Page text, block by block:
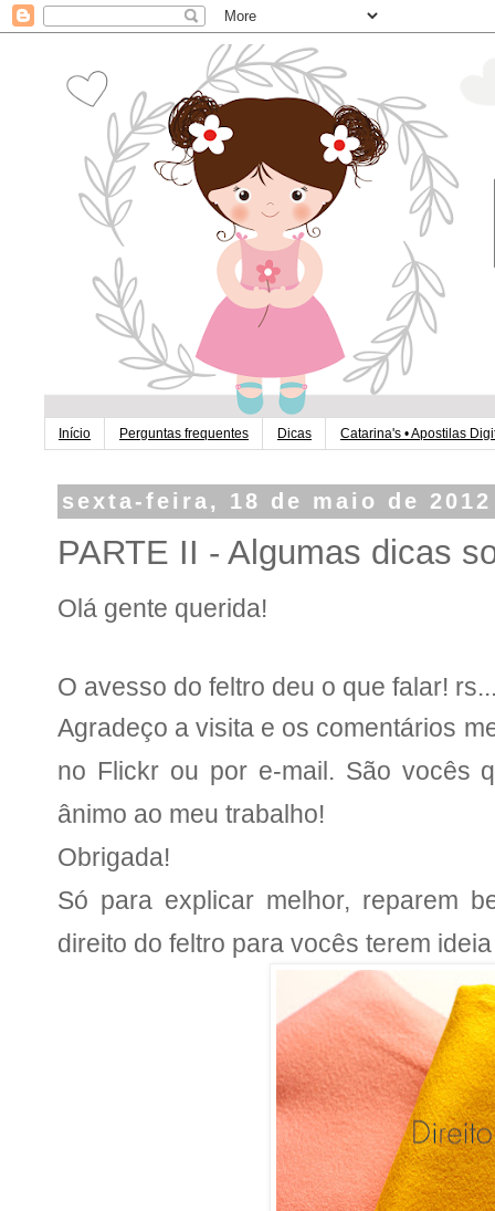
Início Perguntas frequentes Dicas Catarina's • Apostilas
sexta-feira, 18 de maio de 2012
PARTE II - Algumas dicas
Olá gente querida!
O avesso do feltro deu o que falar!
Agradeço a visita e os comentários
no Flickr ou por e-mail. São vocês
ânimo ao meu trabalho!
Obrigada!
Só para explicar melhor, reparem
direito do feltro para vocês terem